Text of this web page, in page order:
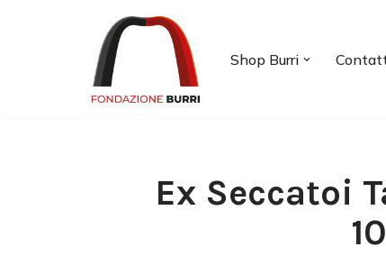
Shop Burri
Ex Seccatoi